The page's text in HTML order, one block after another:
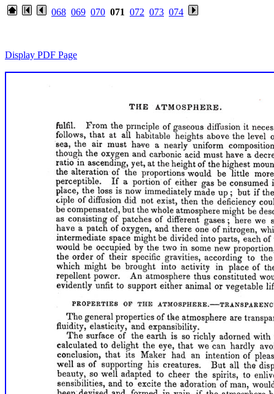
068 069 070 071 072 073 074
Display PDF Page